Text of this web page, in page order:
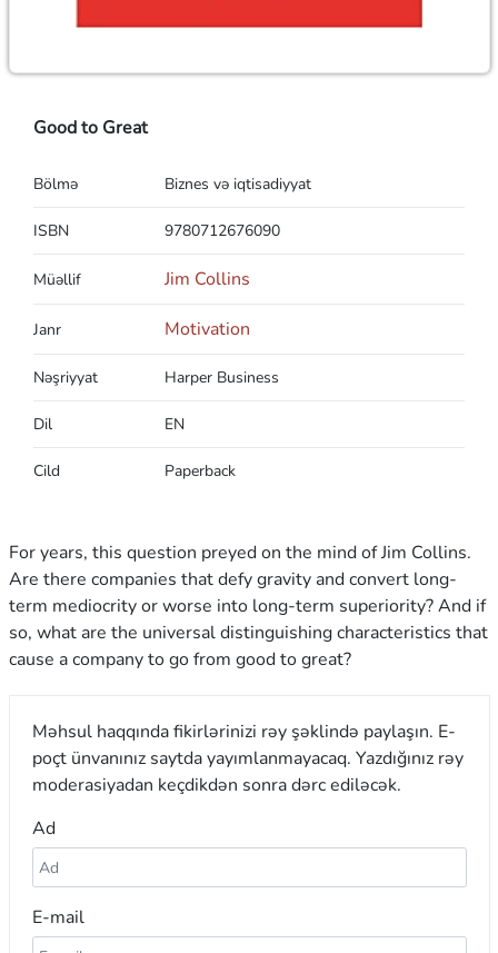
Good to Great
Bölmə Biznes və iqtisadiyyat
ISBN 9780712676090
Müəllif Jim Collins
Janr Motivation
Nəşriyyat Harper Business
Dil EN
Cild Paperback
For years, this question preyed on the mind of Jim Collins.
Are there companies that defy gravity and convert long-
term mediocrity or worse into long-term superiority? And if
so, what are the universal distinguishing characteristics that
cause a company to go from good to great?
Məhsul haqqında fikirlərinizi rəy şəklində paylaşın. E-
poçt ünvanınız saytda yayımlanmayacaq. Yazdığınız rəy
moderasiyadan keçdikdən sonra dərc ediləcək.
Ad
E-mail